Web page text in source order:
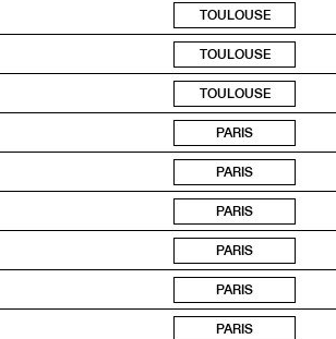
TOULOUSE
TOULOUSE
TOULOUSE
PARIS
PARIS
PARIS
PARIS
PARIS
PARIS